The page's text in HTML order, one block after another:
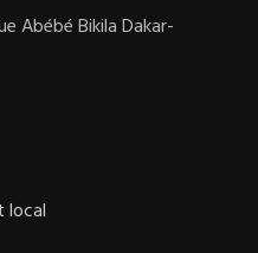
Abébé Bikila Dakar-
local